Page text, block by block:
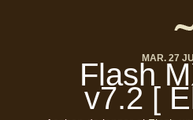
MAR. 27
Flash
v7.2 [